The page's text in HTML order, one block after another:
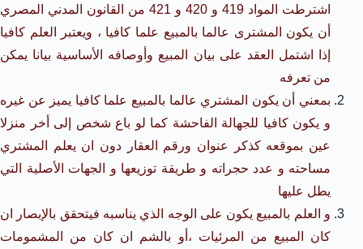
اشترطت المواد 419 و 420 و 421 من القانون المدني المصري
أن يكون المشترى عالما بالمبيع علما كافيا ، ويعتبر العلم كافيا
إذا اشتمل العقد على بيان المبيع وأوصافه الأساسية بيانا يمكن
من تعرفه
بمعني أن يكون المشتري عالما بالمبيع علما كافيا يميز عن غيره
و يكون كافيا للجهالة الفاحشة كما لو باع شخص إلى أخر منزلا
عين بموقعه كذكر عنوان ورقم العقار دون ان يعلم المشتري
مساحته و عدد حجراته و طريقة توزيعها و الجهات الأصلية التي
يطل عليها
و العلم بالمبيع يكون على الوجه الذي يناسبه فيتحقق بالإبصار ان
كان المبيع من المرئيات ،أو بالشم ان كان من المشمومات